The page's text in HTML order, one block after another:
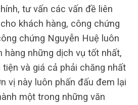
tư vấn các vấn đề liên
khách hàng, công chứng
chứng Nguyễn Huệ luôn
hàng những dịch vụ tốt nhất,
và giá cả phải chăng nhất
vị này luôn phấn đấu đem lại
một trong những văn